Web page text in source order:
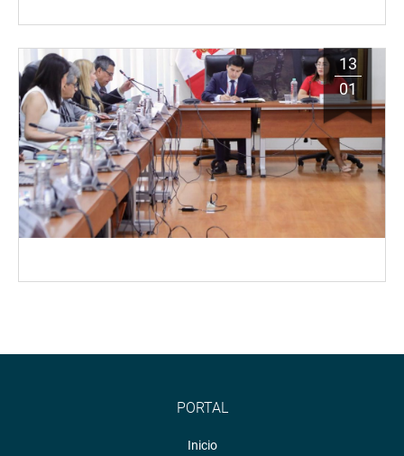
13
01
PORTAL
Inicio